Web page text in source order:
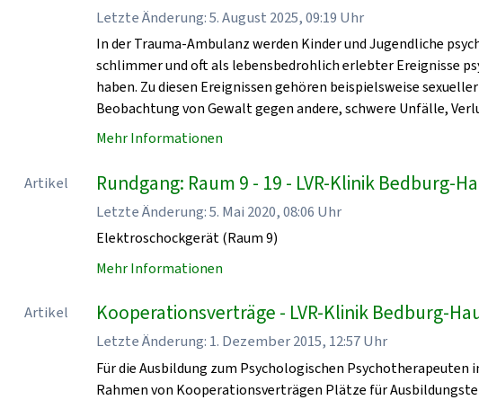
Letzte Änderung: 5. August 2025, 09:19 Uhr
In der Trauma-Ambulanz werden Kinder und Jugendliche
schlimmer und oft als lebensbedrohlich erlebter Ereignisse
haben. Zu diesen Ereignissen gehören beispielsweise
Beobachtung von Gewalt gegen andere, schwere Unfälle,
Mehr Informationen
Artikel Rundgang: Raum 9 - 19 - LVR-Klinik Bedburg-
Letzte Änderung: 5. Mai 2020, 08:06 Uhr
Elektroschockgerät (Raum 9)
Mehr Informationen
Artikel Kooperationsverträge - LVR-Klinik Bedburg-
Letzte Änderung: 1. Dezember 2015, 12:57 Uhr
Für die Ausbildung zum Psychologischen
Rahmen von Kooperationsverträgen Plätze für